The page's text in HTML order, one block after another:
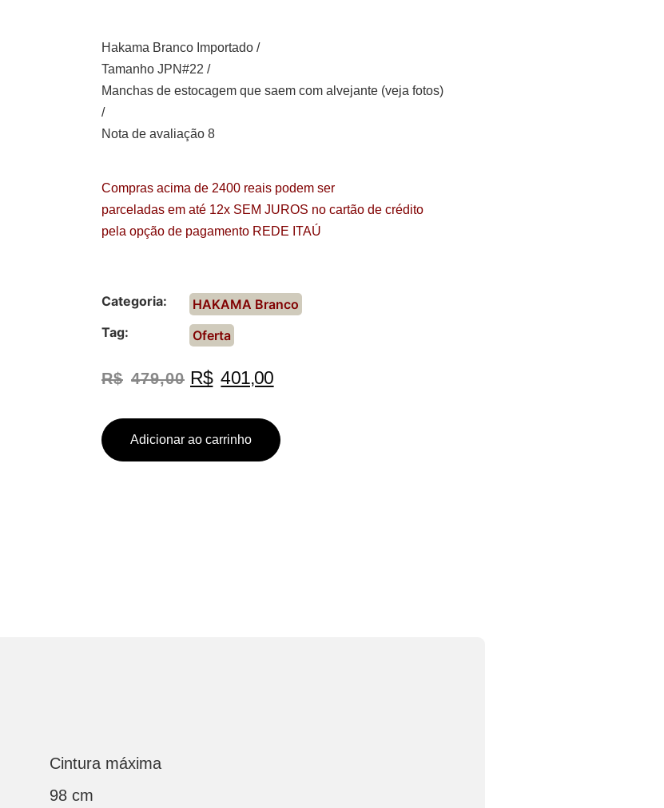
Hakama Branco Importado /
Tamanho JPN#22 /
Manchas de estocagem que saem com alvejante (veja fotos)
/
Nota de avaliação 8
Compras acima de 2400 reais podem ser
parceladas em até 12x SEM JUROS no cartão de crédito
pela opção de pagamento REDE ITAÚ
Categoria:
HAKAMA Branco
Tag:
Oferta
R$ 479,00 R$ 401,00
Adicionar ao carrinho
Cintura máxima
98 cm